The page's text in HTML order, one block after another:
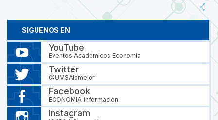
SIGUENOS EN
YouTube
Eventos Académicos Economía
Twitter
@UMSAlamejor
Facebook
ECONOMIA Información
Instagram